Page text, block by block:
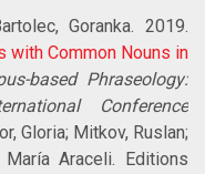
Goranka. 2019.
with Common Nouns in
based Phraseology:
Conference
Gloria; Mitkov, Ruslan;
Araceli. Editions